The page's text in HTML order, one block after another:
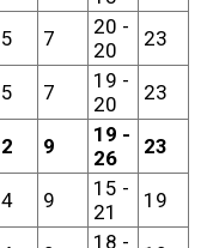
5 7
20 -
20
23
5 7
19 -
20
23
2 9
19 -
26
23
4 9
15 -
21
19
18 -